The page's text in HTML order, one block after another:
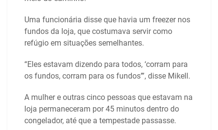
Uma funcionária disse que havia um freezer nos
fundos da loja, que costumava servir como
refúgio em situações semelhantes.
“Eles estavam dizendo para todos, ‘corram para
os fundos, corram para os fundos’”, disse Mikell.
A mulher e outras cinco pessoas que estavam na
loja permaneceram por 45 minutos dentro do
congelador, até que a tempestade passasse.